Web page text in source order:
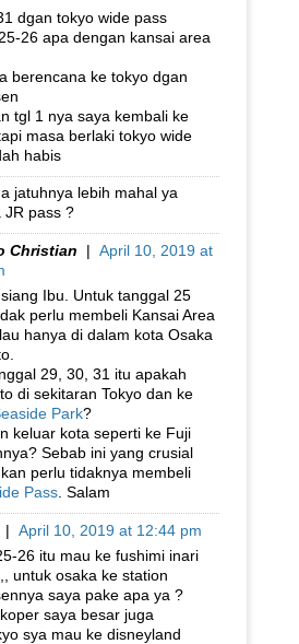
dgan tokyo wide pass
26 apa dengan kansai area
berencana ke tokyo dgan
tgl 1 nya saya kembali ke
masa berlaki tokyo wide
habis
jatuhnya lebih mahal ya
JR pass ?
Christian | April 10, 2019 at
Ibu. Untuk tanggal 25
perlu membeli Kansai Area
hanya di dalam kota Osaka
29, 30, 31 itu apakah
di sekitaran Tokyo dan ke
Park?
keluar kota seperti ke Fuji
Sebab ini yang crusial
perlu tidaknya membeli
Pass . Salam
April 10, 2019 at 12:44 pm
26 itu mau ke fushimi inari
untuk osaka ke station
saya pake apa ya ?
saya besar juga
sya mau ke disneyland